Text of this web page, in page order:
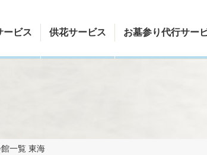
ービス 供花サービス お墓参り代行サー
一覧 東海